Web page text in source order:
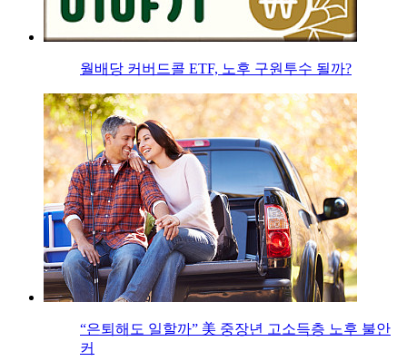
월배당 커버드콜 ETF, 노후 구원투수 될까?
“은퇴해도 일할까” 美 중장년 고소득층 노후 불안
커